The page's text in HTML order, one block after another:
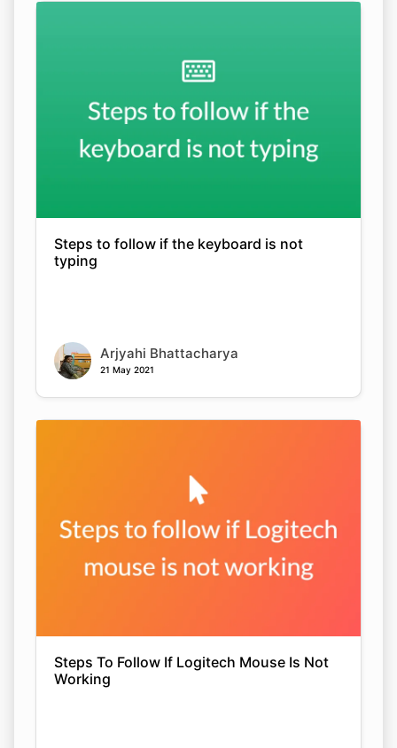
Steps to follow if the keyboard is not
typing
Arjyahi Bhattacharya
21 May 2021
Steps To Follow If Logitech Mouse Is Not
Working